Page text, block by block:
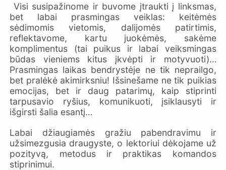
Visi susipažinome ir buvome įtraukti į linksmas,
bet labai prasmingas veiklas: keitėmės
sėdimomis vietomis, dalijomės patirtimis,
reflektavome, kartu juokėmės, sakėme
komplimentus (tai puikus ir labai veiksmingas
būdas vieniems kitus įkvėpti ir motyvuoti)…
Prasmingas laikas bendrystėje ne tik neprailgo,
bet pralėkė akimirksniu! Išsinešame ne tik puikias
emocijas, bet ir daug patarimų, kaip stiprinti
tarpusavio ryšius, komunikuoti, įsiklausyti ir
išgirsti šalia esantį…
Labai džiaugiamės gražiu pabendravimu ir
užsimezgusia draugyste, o lektoriui dėkojame už
pozityvą, metodus ir praktikas komandos
stiprinimui.